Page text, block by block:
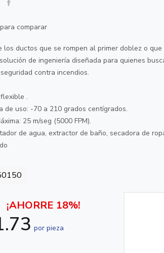
comparar
los ductos que se rompen al primer doblez o
de ingeniería diseñada para quienes
contra incendios.
.
de uso: -70 a 210 grados centígrados.
25 m/seg (5000 FPM).
de agua, extractor de baño, secadora de
¡AHORRE 18%!
por pieza